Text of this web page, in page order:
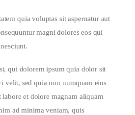
quia voluptas sit aspernatur aut
magni dolores eos qui
qui dolorem ipsum quia dolor sit
velit, sed quia non numquam eius
et dolore magnam aliquam
ad minima veniam, quis